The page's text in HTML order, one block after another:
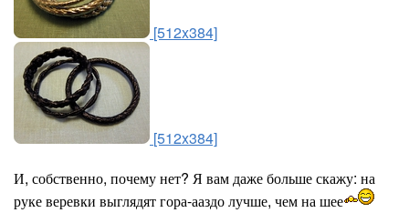
[512x384]
[512x384]
И, собственно, почему нет? Я вам даже больше скажу: на
руке веревки выглядят гора-ааздо лучше, чем на шее